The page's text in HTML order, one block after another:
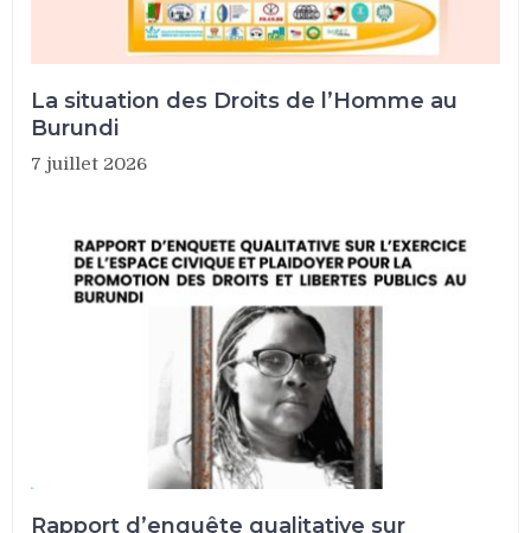
La situation des Droits de l’Homme au
Burundi
7 juillet 2026
Rapport d’enquête qualitative sur